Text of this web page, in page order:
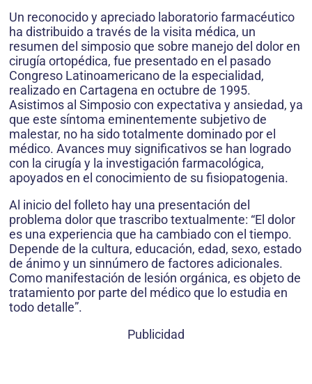
Un reconocido y apreciado laboratorio farmacéutico
ha distribuido a través de la visita médica, un
resumen del simposio que sobre manejo del dolor en
cirugía ortopédica, fue presentado en el pasado
Congreso Latinoamericano de la especialidad,
realizado en Cartagena en octubre de 1995.
Asistimos al Simposio con expectativa y ansiedad, ya
que este síntoma eminentemente subjetivo de
malestar, no ha sido totalmente dominado por el
médico. Avances muy significativos se han logrado
con la cirugía y la investigación farmacológica,
apoyados en el conocimiento de su fisiopatogenia.
Al inicio del folleto hay una presentación del
problema dolor que trascribo textualmente: “El dolor
es una experiencia que ha cambiado con el tiempo.
Depende de la cultura, educación, edad, sexo, estado
de ánimo y un sinnúmero de factores adicionales.
Como manifestación de lesión orgánica, es objeto de
tratamiento por parte del médico que lo estudia en
todo detalle”.
Publicidad